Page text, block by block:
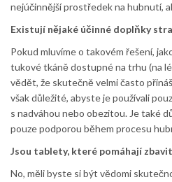
nejúčinnější prostředek na hubnutí,
Existují nějaké účinné doplňky
Pokud mluvíme o takovém řešení,
tukové tkáně dostupné na trhu (na
vědět, že skutečně velmi často
však důležité, abyste je používali
s nadváhou nebo obezitou. Je také
pouze podporou během procesu
Jsou tablety, které pomáhají zbavit
No, měli byste si být vědomi